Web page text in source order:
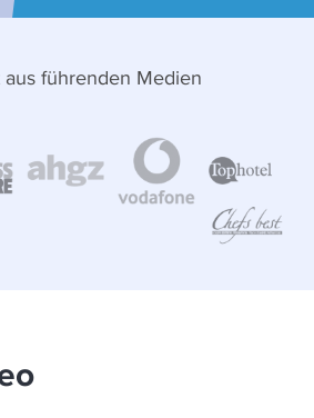
aus führenden Medien